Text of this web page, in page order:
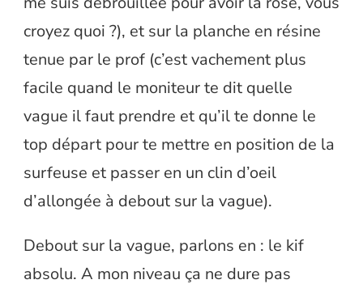
croyez quoi ?), et sur la planche en résine
tenue par le prof (c’est vachement plus
facile quand le moniteur te dit quelle
vague il faut prendre et qu’il te donne le
top départ pour te mettre en position de la
surfeuse et passer en un clin d’oeil
d’allongée à debout sur la vague).
Debout sur la vague, parlons en : le kif
absolu. A mon niveau ça ne dure pas